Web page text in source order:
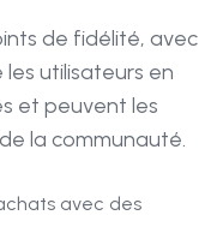
de fidélité, avec
utilisateurs en
et peuvent les
la communauté.
avec des